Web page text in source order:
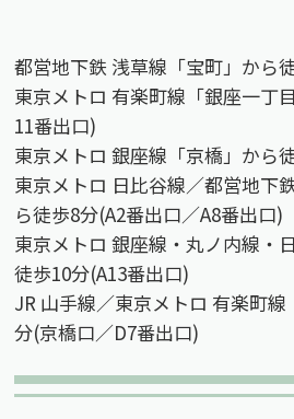
都営地下鉄 浅草線「宝町」から
東京メトロ 有楽町線「銀座一丁
11番出口)
東京メトロ 銀座線「京橋」から
東京メトロ 日比谷線／都営地下
ら徒歩8分(A2番出口／A8番出口)
東京メトロ 銀座線・丸ノ内線・
徒歩10分(A13番出口)
JR 山手線／東京メトロ 有楽町
分(京橋口／D7番出口)